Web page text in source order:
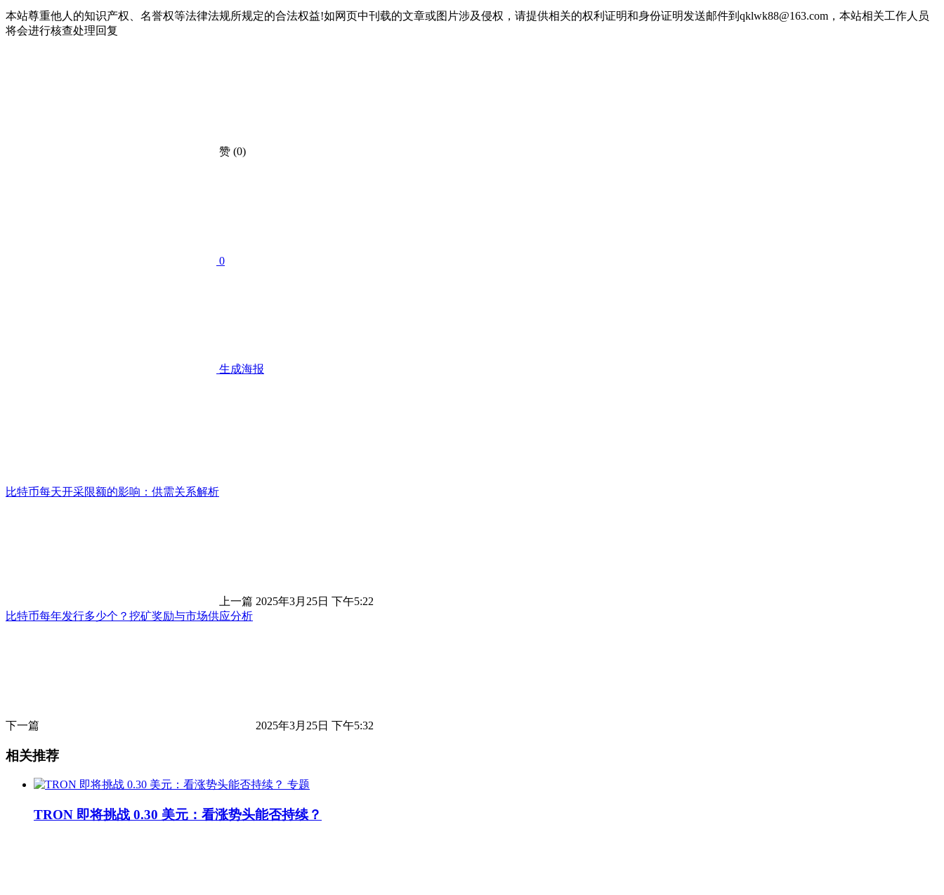
本站尊重他人的知识产权、名誉权等法律法规所规定的合法权益!如网页中刊载的文章或图片涉及侵权，请提供相关的权利证明和身份证明发送邮件到qklwk88@163.com，本站相关工作人员
将会进行核查处理回复
赞 (0)
0
生成海报
比特币每天开采限额的影响：供需关系解析
上一篇 2025年3月25日 下午5:22
比特币每年发行多少个？挖矿奖励与市场供应分析
下一篇 2025年3月25日 下午5:32
相关推荐
专题
TRON 即将挑战 0.30 美元：看涨势头能否持续？